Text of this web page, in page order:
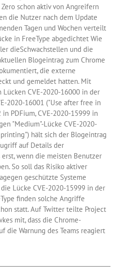
schon aktiv von Angreifern
die Nutzer nach dem Update
Tagen und Wochen verteilt
in FreeType abgedichtet Wie
dieSchwachstellen und die
Blogeintrag zum Chrome
die externe
und gemeldet hatten. Mit
CVE-2020-16000 in der
2020-16001 ("Use after free in
in PDFium, CVE-2020-15999 in
"Medium"-Lücke CVE-2020-
hält sich der Blogeintrag
auf Details der
wenn die meisten Benutzer
So soll das Risiko aktiver
geschützte Systeme
Lücke CVE-2020-15999 in der
finden solche Angriffe
statt. Auf Twitter teilte Project
mit, dass die Chrome-
die Warnung des Teams reagiert